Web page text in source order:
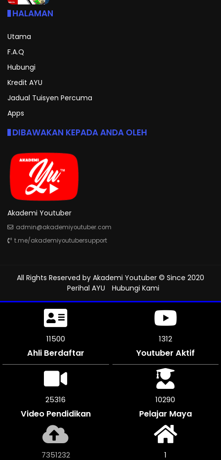
HALAMAN
Utama
F.A.Q
Hubungi
Kredit AYU
Jadual Tuisyen Percuma
Apps
DIBAWAKAN KEPADA ANDA OLEH
Akademi Youtuber
admin@akademiyoutuber.com
t.me/akademiyoutubersupport
All Rights Reserved by Akademi Youtuber © Since 2020
Perihal AYU
Hubungi Kami
11500
Ahli Berdaftar
1312
Youtuber Aktif
25316
Video Pendidikan
10290
Pelajar Maya
7477624 1